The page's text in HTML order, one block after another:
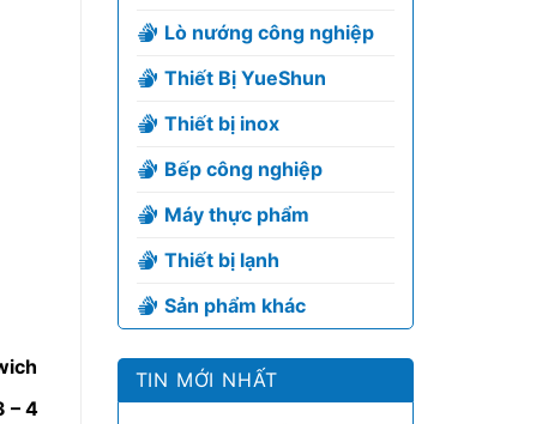
– 4
Lò nướng công nghiệp
Thiết Bị YueShun
Thiết bị inox
Bếp công nghiệp
Máy thực phẩm
Thiết bị lạnh
Sản phẩm khác
TIN MỚI NHẤT